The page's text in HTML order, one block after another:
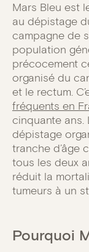
Mars Bleu est
au dépistage
campagne de
population
précocement
organisé du
et le rectum.
fréquents en
cinquante ans.
dépistage
tranche d’âge
tous les deux
réduit la
tumeurs à un
Pourquoi